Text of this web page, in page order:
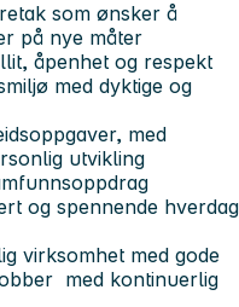
som ønsker å
på nye måter
åpenhet og respekt
med dyktige og
med
utvikling
og spennende hverdag
virksomhet med gode
med kontinuerlig